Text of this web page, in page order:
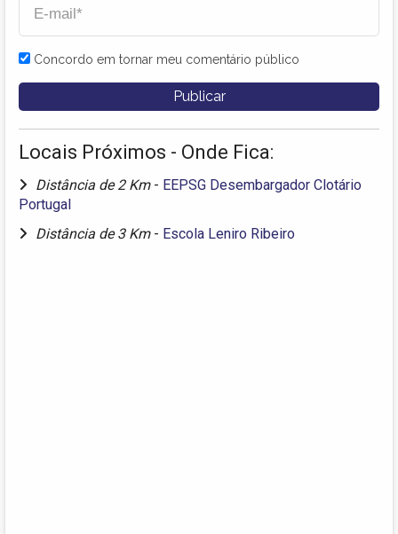
Concordo em tornar meu comentário público
Locais Próximos - Onde Fica:
Distância de 2 Km - EEPSG Desembargador Clotário
Portugal
Distância de 3 Km - Escola Leniro Ribeiro